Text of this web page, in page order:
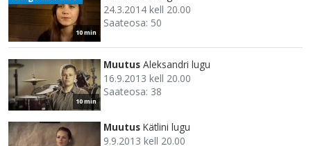
10 min
24.3.2014 kell 20.00
Saateosa: 50
10 min
Muutus Aleksandri lugu
16.9.2013 kell 20.00
Saateosa: 38
Muutus Kätlini lugu
9.9.2013 kell 20.00